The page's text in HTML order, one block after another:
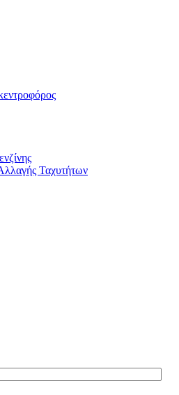
Ταχυτήτων